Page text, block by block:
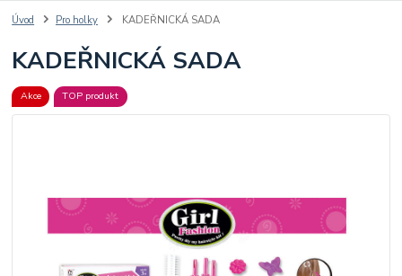
Úvod Pro holky KADEŘNICKÁ SADA
KADEŘNICKÁ SADA
Akce TOP produkt